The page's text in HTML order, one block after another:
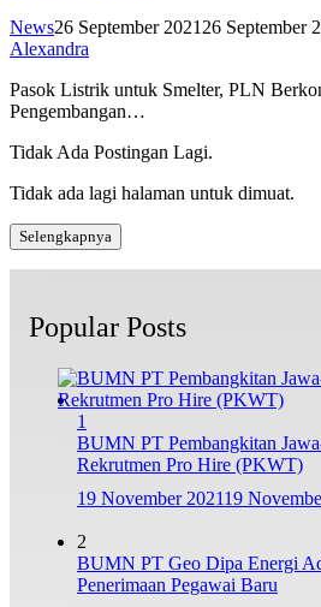
News26 September 2021 26 September
Alexandra
Pasok Listrik untuk Smelter, PLN
Pengembangan…
Tidak Ada Postingan Lagi.
Tidak ada lagi halaman untuk dimuat.
Selengkapnya
Popular Posts
1
BUMN PT Pembangkitan
Rekrutmen Pro Hire (PKWT)
19 November 202119
2
BUMN PT Geo Dipa Energi
Penerimaan Pegawai Baru